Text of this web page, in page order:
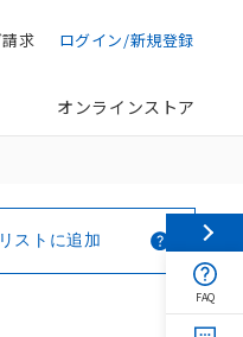
ログイン/新規登録
求
オンラインストア
ストに追加
FAQ